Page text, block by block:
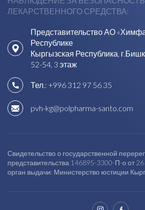
ЛЕКАРСТВЕННОГО СРЕДСТВА:
Представительство АО
Республике
Кыргызская Республика,
52-54, 3 этаж
Тел.: +996 312 97 56 35
pvh-kg@polpharma-santo.com
Свидетельство о государственной
представительства 146895-3300-П-о от
орган выдачи: Министерство юстиции